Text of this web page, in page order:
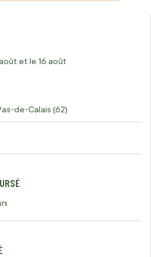
et le 16 août
de-Calais (62)